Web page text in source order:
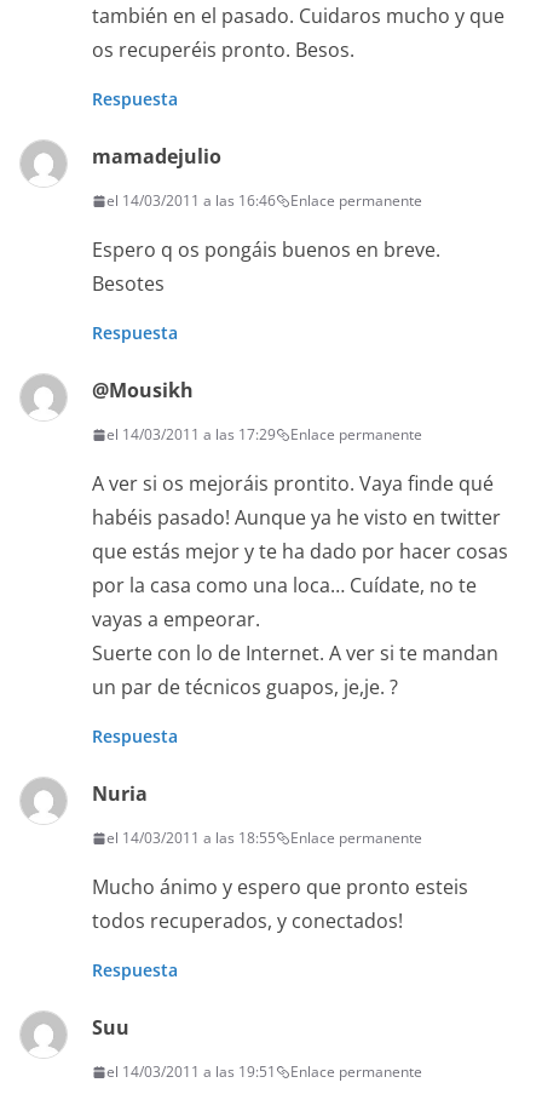
también en el pasado. Cuidaros mucho y que
os recuperéis pronto. Besos.
Respuesta
mamadejulio
el 14/03/2011 a las 16:46 Enlace permanente
Espero q os pongáis buenos en breve.
Besotes
Respuesta
@Mousikh
el 14/03/2011 a las 17:29 Enlace permanente
A ver si os mejoráis prontito. Vaya finde qué
habéis pasado! Aunque ya he visto en twitter
que estás mejor y te ha dado por hacer cosas
por la casa como una loca… Cuídate, no te
vayas a empeorar.
Suerte con lo de Internet. A ver si te mandan
un par de técnicos guapos, je,je. ?
Respuesta
Nuria
el 14/03/2011 a las 18:55 Enlace permanente
Mucho ánimo y espero que pronto esteis
todos recuperados, y conectados!
Respuesta
Suu
el 14/03/2011 a las 19:51 Enlace permanente